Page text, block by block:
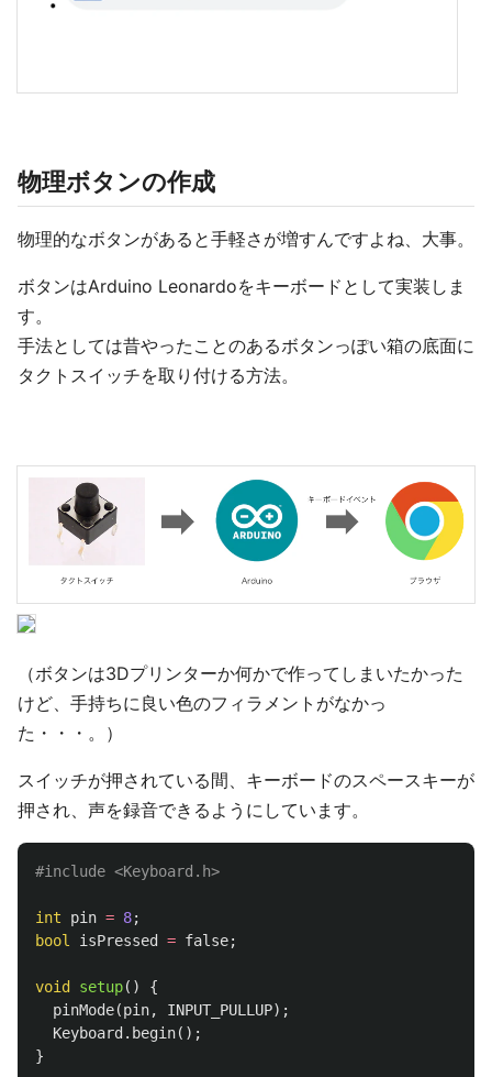
物理ボタンの作成
物理的なボタンがあると手軽さが増すんですよね、大事。
ボタンはArduino Leonardoをキーボードとして実装しま
す。
手法としては昔やったことのあるボタンっぽい箱の底面に
タクトスイッチを取り付ける方法。
（ボタンは3Dプリンターか何かで作ってしまいたかった
けど、手持ちに良い色のフィラメントがなかっ
た・・・。）
スイッチが押されている間、キーボードのスペースキーが
押され、声を録音できるようにしています。
#include <Keyboard.h>
int pin = 8;
bool
isPressed = false;
void setup()
{
pinMode(pin, INPUT_PULLUP);
Keyboard . begin();
}